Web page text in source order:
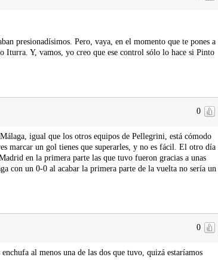
presionadísimos. Pero, vaya, en el momento que te pones a
Iturra. Y, vamos, yo creo que ese control sólo lo hace si Pinto
0
igual que los otros equipos de Pellegrini, está cómodo
marcar un gol tienes que superarles, y no es fácil. El otro día
en la primera parte las que tuvo fueron gracias a unas
con un 0-0 al acabar la primera parte de la vuelta no sería un
0
al menos una de las dos que tuvo, quizá estaríamos